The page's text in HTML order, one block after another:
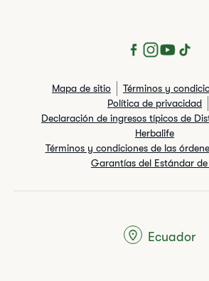
Mapa de sitio
Términos y
Política de privacidad
Declaración de ingresos típicos de
Herbalife
Términos y condiciones de las
Garantías del Estándar
Ecuador